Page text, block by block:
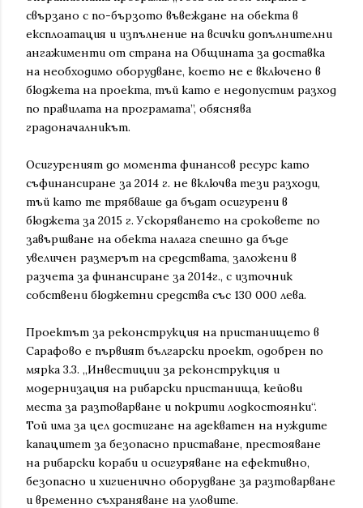
свързано с по-бързото въвеждане на обекта в
експлоатация и изпълнение на всички допълнителни
ангажименти от страна на Общината за доставка
на необходимо оборудване, което не е включено в
бюджета на проекта, тъй като е недопустим разход
по правилата на програмата”, обяснява
градоначалникът.
Осигуреният до момента финансов ресурс като
съфинансиране за 2014 г. не включва тези разходи,
тъй като те трябваше да бъдат осигурени в
бюджета за 2015 г. Ускоряването на сроковете по
завършване на обекта налага спешно да бъде
увеличен размерът на средствата, заложени в
разчета за финансиране за 2014г., с източник
собствени бюджетни средства със 130 000 лева.
Проектът за реконструкция на пристанището в
Сарафово е първият български проект, одобрен по
мярка 3.3. „Инвестиции за реконструкция и
модернизация на рибарски пристанища, кейови
места за разтоварване и покрити лодкостоянки“.
Той има за цел достигане на адекватен на нуждите
капацитет за безопасно приставане, престояване
на рибарски кораби и осигуряване на ефективно,
безопасно и хигиенично оборудване за разтоварване
и временно съхраняване на уловите.